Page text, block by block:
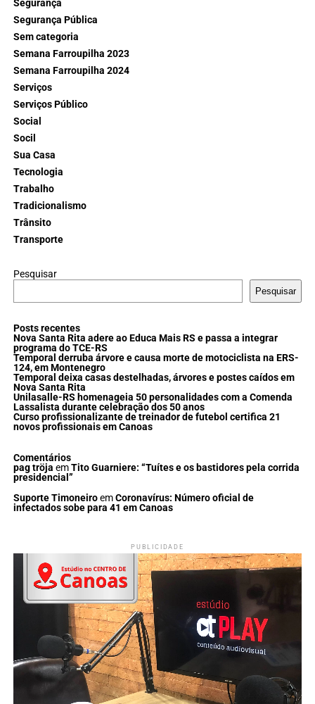
Segurança
Segurança Pública
Sem categoria
Semana Farroupilha 2023
Semana Farroupilha 2024
Serviços
Serviços Público
Social
Socil
Sua Casa
Tecnologia
Trabalho
Tradicionalismo
Trânsito
Transporte
Pesquisar
Pesquisar
Posts recentes
Nova Santa Rita adere ao Educa Mais RS e passa a integrar
programa do TCE-RS
Temporal derruba árvore e causa morte de motociclista na ERS-
124, em Montenegro
Temporal deixa casas destelhadas, árvores e postes caídos em
Nova Santa Rita
Unilasalle-RS homenageia 50 personalidades com a Comenda
Lassalista durante celebração dos 50 anos
Curso profissionalizante de treinador de futebol certifica 21
novos profissionais em Canoas
Comentários
pag tröja emTito Guarniere: “Tuítes e os bastidores pela corrida
presidencial”
Suporte TimoneiroemCoronavírus: Número oficial de
infectados sobe para 41 em Canoas
PUBLICIDADE